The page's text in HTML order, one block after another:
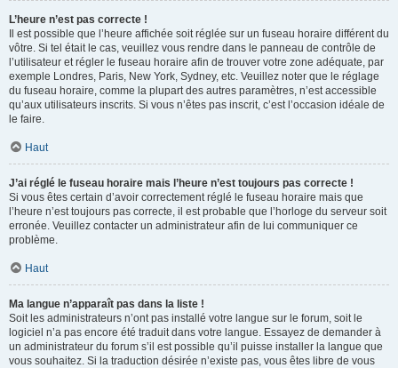
L’heure n’est pas correcte !
Il est possible que l’heure affichée soit réglée sur un fuseau horaire différent du
vôtre. Si tel était le cas, veuillez vous rendre dans le panneau de contrôle de
l’utilisateur et régler le fuseau horaire afin de trouver votre zone adéquate, par
exemple Londres, Paris, New York, Sydney, etc. Veuillez noter que le réglage
du fuseau horaire, comme la plupart des autres paramètres, n’est accessible
qu’aux utilisateurs inscrits. Si vous n’êtes pas inscrit, c’est l’occasion idéale de
le faire.
Haut
J’ai réglé le fuseau horaire mais l’heure n’est toujours pas correcte !
Si vous êtes certain d’avoir correctement réglé le fuseau horaire mais que
l’heure n’est toujours pas correcte, il est probable que l’horloge du serveur soit
erronée. Veuillez contacter un administrateur afin de lui communiquer ce
problème.
Haut
Ma langue n’apparaît pas dans la liste !
Soit les administrateurs n’ont pas installé votre langue sur le forum, soit le
logiciel n’a pas encore été traduit dans votre langue. Essayez de demander à
un administrateur du forum s’il est possible qu’il puisse installer la langue que
vous souhaitez. Si la traduction désirée n’existe pas, vous êtes libre de vous